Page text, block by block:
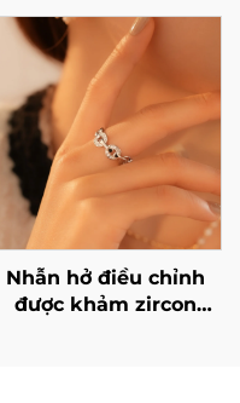
zirconia của Marrinu
Nhẫn hở điều chỉnh
được khảm zircon